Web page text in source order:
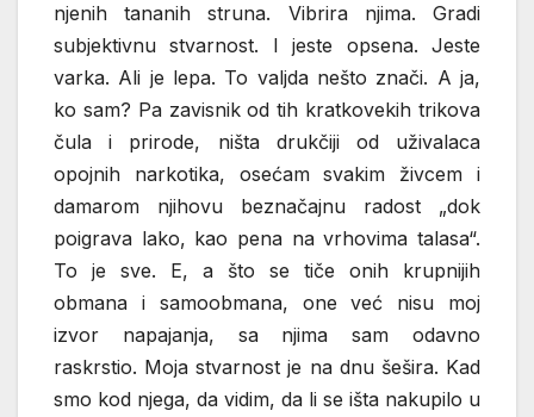
njenih tananih struna. Vibrira njima. Gradi
subjektivnu stvarnost. I jeste opsena. Jeste
varka. Ali je lepa. To valjda nešto znači. A ja,
ko sam? Pa zavisnik od tih kratkovekih trikova
čula i prirode, ništa drukčiji od uživalaca
opojnih narkotika, osećam svakim živcem i
damarom njihovu beznačajnu radost „dok
poigrava lako, kao pena na vrhovima talasa“.
To je sve. E, a što se tiče onih krupnijih
obmana i samoobmana, one već nisu moj
izvor napajanja, sa njima sam odavno
raskrstio. Moja stvarnost je na dnu šešira. Kad
smo kod njega, da vidim, da li se išta nakupilo u